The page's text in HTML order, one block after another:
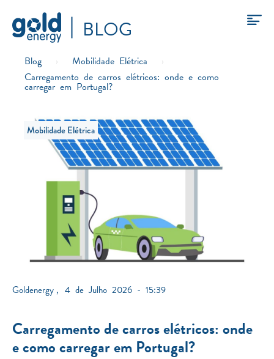
BLOG
Blog › Mobilidade Elétrica
›
Carregamento de carros elétricos: onde e como
carregar em Portugal?
Mobilidade Elétrica
Goldenergy 4 de Julho 2026 - 15:39
Carregamento de carros elétricos: onde
e como carregar em Portugal?